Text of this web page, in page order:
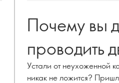
Почему вы
проводить
очистку
Устали от неухоженной
никак не ложится?